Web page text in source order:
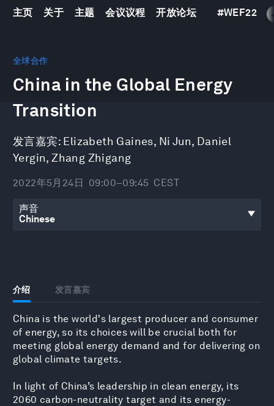
主页 关于 主题 会议议程 开放论坛 #WEF22
全球合作
China in the Global Energy
Transition
发言嘉宾: Elizabeth Gaines, Ni Jun, Daniel
Yergin,Zhang Zhigang
2022年5月24日 09:00–09:45 CEST
声音
介绍 发言嘉宾
China is the world's largest producer and consumer
of energy, so its choices will be crucial both for
meeting global energy demand and for delivering on
global climate targets.
In light of China’s leadership in clean energy, its
2060 carbon-neutrality target and its energy-
seconds
48
minutes,
seconds